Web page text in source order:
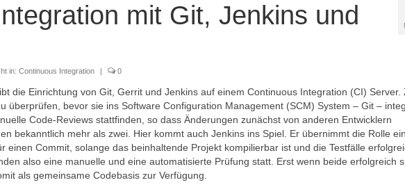
mit Git, Jenkins und
in: Continuous Integration | 0
die Einrichtung von Git, Gerrit und Jenkins auf einem Continuous Integration (CI) Server.
überprüfen, bevor sie ins Software Configuration Management (SCM) System – Git –
Code-Reviews stattfinden, so dass Änderungen zunächst von anderen Entwicklern
bekanntlich mehr als zwei. Hier kommt auch Jenkins ins Spiel. Er übernimmt die Rolle
einen Commit, solange das beinhaltende Projekt kompilierbar ist und die Testfälle
also eine manuelle und eine automatisierte Prüfung statt. Erst wenn beide erfolgreich
als gemeinsame Codebasis zur Verfügung.